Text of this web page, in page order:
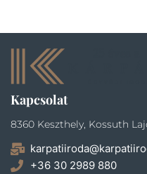
Kapcsolat
8360 Keszthely, Kossuth
+36 30 2989 880